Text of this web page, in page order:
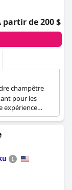
partir de 200 $
champêtre
pour les
expérience